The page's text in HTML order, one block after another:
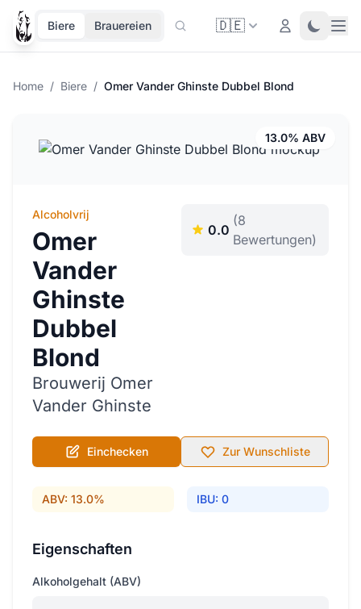
Biere Brauereien 🇩🇪 Login Toggle
Home / Biere / Omer Vander Ghinste Dubbel Blond
13.0% ABV
Alcoholvrij
Omer
Vander
Ghinste
Dubbel
Blond
Brouwerij Omer
Vander Ghinste
0.0
(8
Bewertungen)
Einchecken Zur Wunschliste
ABV: 13.0% IBU: 0
Eigenschaften
Alkoholgehalt (ABV)